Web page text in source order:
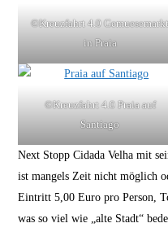
©Kreuzfahrt 4.0 Gemuesemarkt
in Praia
©Kreuzfahrt 4.0 Praia auf
Santiago
Next Stopp Cidada Velha mit
ist mangels Zeit nicht möglich
Eintritt 5,00 Euro pro Person,
was so viel wie „alte Stadt“